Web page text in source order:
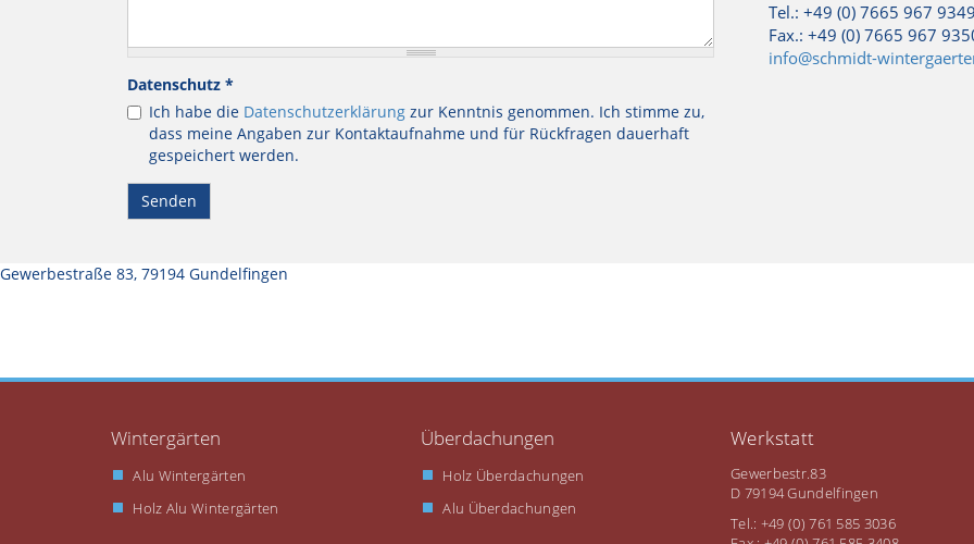
Datenschutz *
Ich habe die Datenschutzerklärung zur Kenntnis genommen. Ich stimme zu,
dass meine Angaben zur Kontaktaufnahme und für Rückfragen dauerhaft
gespeichert werden.
Senden
Tel.: +49 (0) 7665 967
Fax.: +49 (0) 7665 967
info@schmidt-
Gewerbestraße 83, 79194 Gundelfingen
Wintergärten
Alu Wintergärten
Holz Alu Wintergärten
Überdachungen
Holz Überdachungen
Alu Überdachungen
Werkstatt
Gewerbestr.83
D 79194 Gundelfingen
Tel.: +49 (0) 761 585 3036